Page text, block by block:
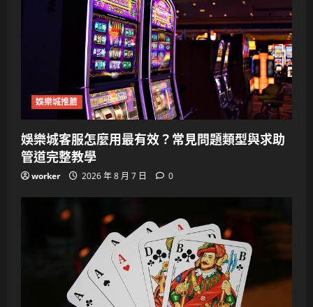
娛樂城推薦
娛樂城客服怎麼用最有效？常見問題類型與求助
管道完整教學
worker 2026 年 8 月 7 日 0